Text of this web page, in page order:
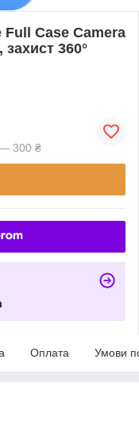
Case Camera
360°
— 300 ₴
Оплата Умови